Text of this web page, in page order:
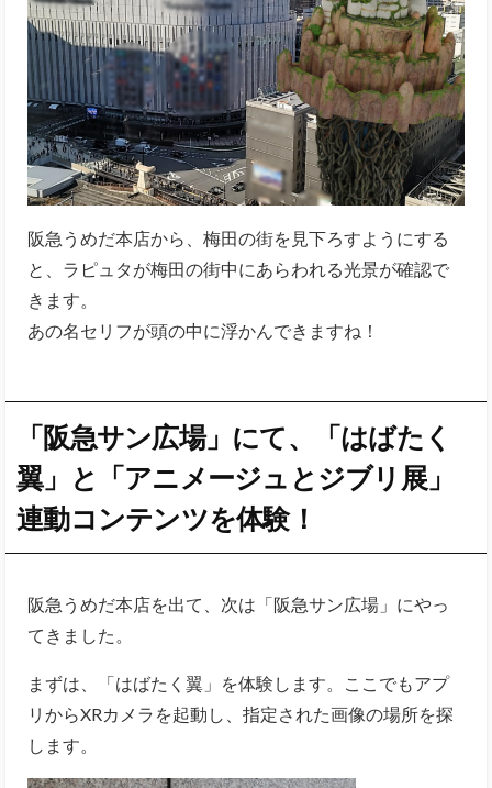
阪急うめだ本店から、梅田の街を見下ろすようにする
と、ラピュタが梅田の街中にあらわれる光景が確認で
きます。
あの名セリフが頭の中に浮かんできますね！
「阪急サン広場」にて、「はばたく
翼」と「アニメージュとジブリ展」
連動コンテンツを体験！
阪急うめだ本店を出て、次は「阪急サン広場」にやっ
てきました。
まずは、「はばたく翼」を体験します。ここでもアプ
リからXRカメラを起動し、指定された画像の場所を探
します。